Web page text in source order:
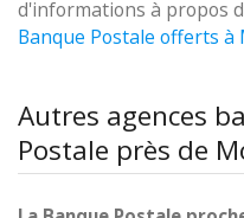
d'informations à propos
Banque Postale offerts
Autres agences
Postale près de